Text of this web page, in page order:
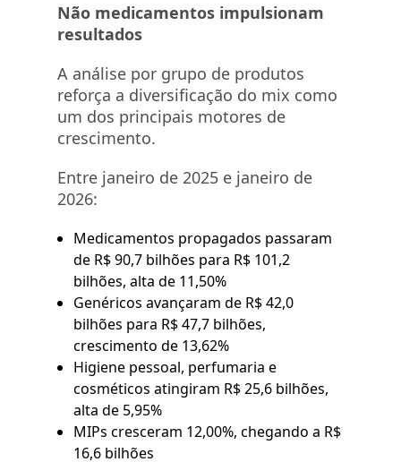
Não medicamentos impulsionam
resultados
A análise por grupo de produtos
reforça a diversificação do mix como
um dos principais motores de
crescimento.
Entre janeiro de 2025 e janeiro de
2026:
Medicamentos propagados passaram
de R$ 90,7 bilhões para R$ 101,2
bilhões, alta de 11,50%
Genéricos avançaram de R$ 42,0
bilhões para R$ 47,7 bilhões,
crescimento de 13,62%
Higiene pessoal, perfumaria e
cosméticos atingiram R$ 25,6 bilhões,
alta de 5,95%
MIPs cresceram 12,00%, chegando a R$
16,6 bilhões